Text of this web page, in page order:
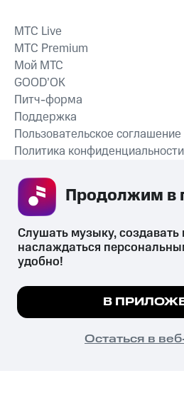
СКАЧАТЬ
MTС Live
MTС Premium
Мой МТС
GOOD’OK
Питч-форма
Поддержка
Пользовательское соглашение
Политика конфиденциальности
психотропных веществ, их
их незаконный оборот запрещён и
законодательством ответственность.
© 2026 ООО «КИОН».
Все права защищены
Мы используем куки, чтобы
Подробнее
ПОНЯТНО
Слушать музыку, создавать
наслаждаться
удобно!
В
Остаться в